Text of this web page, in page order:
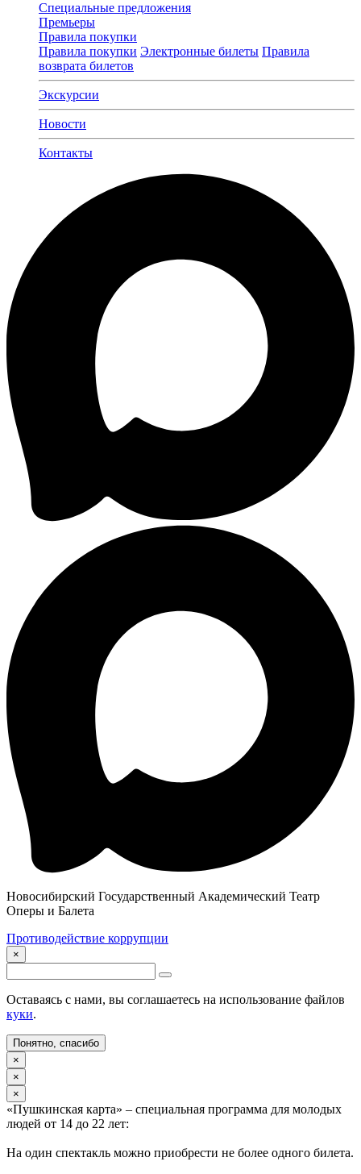
Специальные предложения
Премьеры
Правила покупки
Правила покупки Электронные билеты Правила
возврата билетов
Экскурсии
Новости
Контакты
Новосибирский Государственный Академический Театр
Оперы и Балета
Противодействие коррупции
×
Оставаясь с нами, вы соглашаетесь на использование файлов
куки.
Понятно, спасибо
×
×
×
«Пушкинская карта» – специальная программа для молодых
людей от 14 до 22 лет:
На один спектакль можно приобрести не более одного билета.